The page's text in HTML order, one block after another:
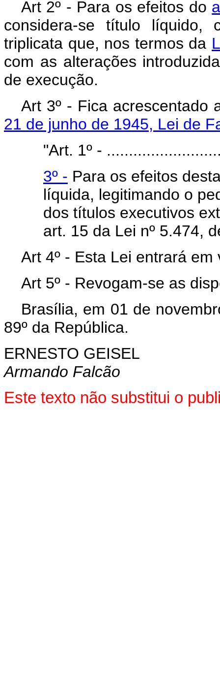
Art 2º - Para os efeitos do
considera-se título
triplicata que, nos termos da
com as alterações
de execução.
Art 3º - Fica acrescentado
21 de junho de 1945, Lei de
"Art. 1º -
3º - Para os efeitos
líquida, legitimando o
dos títulos executivos
art. 15 da Lei nº 5.474,
Art 4º - Esta Lei entrará
Art 5º - Revogam-se as
Brasília, em 01 de
89º da República.
ERNESTO GEISEL
Armando Falcão
Este texto não substitui o